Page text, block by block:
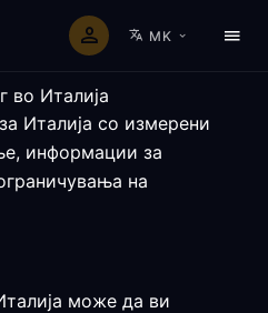
MK
во Италија
Италија со измерени
информации за
на
може да ви